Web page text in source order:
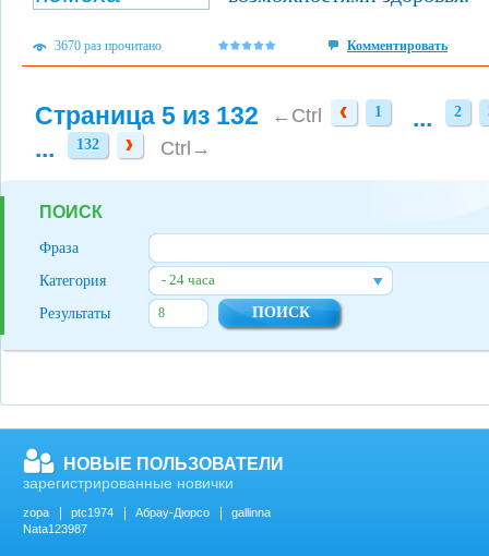
3670 раз прочитано Комментировать
Страница 5 из 132 ←Ctrl 1
1 ... 2
2
... 132
132 Ctrl→
ПОИСК
Фраза
Категория
- 24 часа
Результаты
НОВЫЕ ПОЛЬЗОВАТЕЛИ
зарегистрированные новички
zopa ptc1974 Абрау-Дюрсо
gallinna
Nata123987